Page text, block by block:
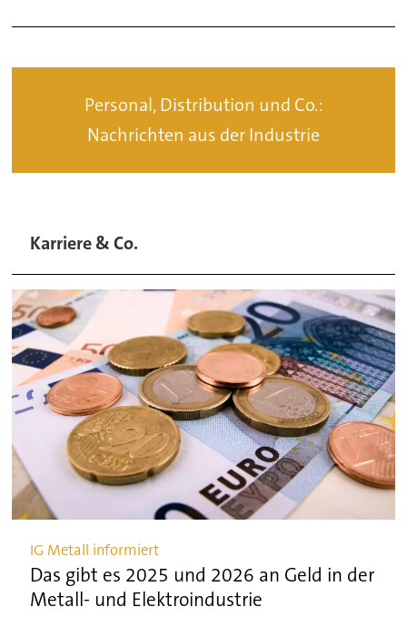
Personal, Distribution und Co.:
Nachrichten aus der Industrie
Karriere & Co.
IG Metall informiert
Das gibt es 2025 und 2026 an Geld in der
Metall- und Elektroindustrie